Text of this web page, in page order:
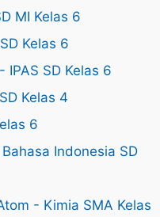
MI Kelas 6
Kelas 6
IPAS SD Kelas 6
Kelas 4
6
Indonesia SD
- Kimia SMA Kelas